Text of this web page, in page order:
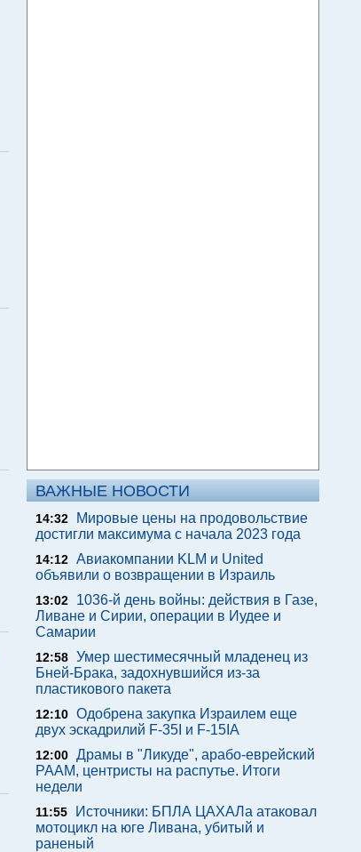
ВАЖНЫЕ НОВОСТИ
14:32
Мировые цены на продовольствие
достигли максимума с начала 2023 года
14:12 Авиакомпании KLM и United
объявили о возвращении в Израиль
13:02
1036-й день войны: действия в Газе,
Ливане и Сирии, операции в Иудее и
Самарии
12:58 Умер шестимесячный младенец из
Бней-Брака, задохнувшийся из-за
пластикового пакета
12:10 Одобрена закупка Израилем еще
двух эскадрилий F-35I и F-15IA
12:00 Драмы в "Ликуде", арабо-еврейский
РААМ, центристы на распутье. Итоги
недели
11:55
Источники: БПЛА ЦАХАЛа атаковал
мотоцикл на юге Ливана, убитый и
раненый